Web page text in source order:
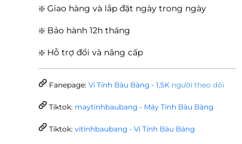
❇️ Giao hàng và lắp đặt ngày trong ngày
❇️ Bảo hành 12h tháng
❇️ Hỗ trợ đổi và nâng cấp
Fanepage: Vi Tính Bàu Bàng - 1,5K người theo dõi
Tiktok: maytinhbaubang - Máy Tính Bàu Bàng
Tiktok: vitinhbaubang - Vi Tính Bàu Bàng